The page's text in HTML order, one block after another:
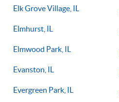
Elk Grove Village, IL
Elmhurst, IL
Elmwood Park, IL
Evanston, IL
Evergreen Park, IL